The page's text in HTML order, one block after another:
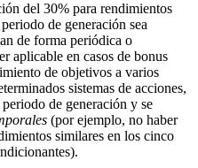
del 30% para rendimientos
de generación sea
de forma periódica o
aplicable en casos de bonus
de objetivos a varios
sistemas de acciones,
de generación y se
(por ejemplo, no haber
similares en los cinco